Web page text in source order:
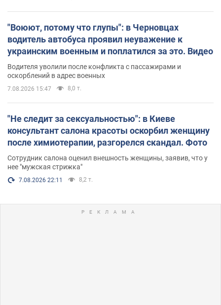
"Воюют, потому что глупы": в Черновцах
водитель автобуса проявил неуважение к
украинским военным и поплатился за это. Видео
Водителя уволили после конфликта с пассажирами и
оскорблений в адрес военных
7.08.2026 15:47 8,0 т.
"Не следит за сексуальностью": в Киеве
консультант салона красоты оскорбил женщину
после химиотерапии, разгорелся скандал. Фото
Сотрудник салона оценил внешность женщины, заявив, что у
нее "мужская стрижка"
7.08.2026 22:11 8,2 т.